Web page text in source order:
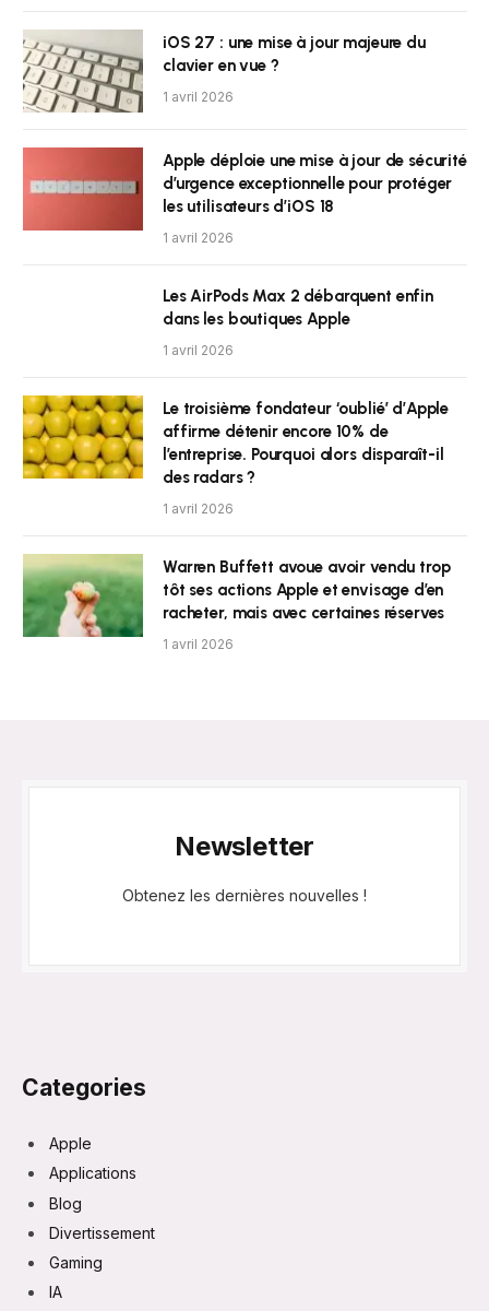
iOS 27 : une mise à jour majeure du
clavier en vue ?
1 avril 2026
Apple déploie une mise à jour de sécurité
d’urgence exceptionnelle pour protéger
les utilisateurs d’iOS 18
1 avril 2026
Les AirPods Max 2 débarquent enfin
dans les boutiques Apple
1 avril 2026
Le troisième fondateur ‘oublié’ d’Apple
affirme détenir encore 10% de
l’entreprise. Pourquoi alors disparaît-il
des radars ?
1 avril 2026
Warren Buffett avoue avoir vendu trop
tôt ses actions Apple et envisage d’en
racheter, mais avec certaines réserves
1 avril 2026
Newsletter
Obtenez les dernières nouvelles !
Categories
Apple
Applications
Blog
Divertissement
Gaming
IA